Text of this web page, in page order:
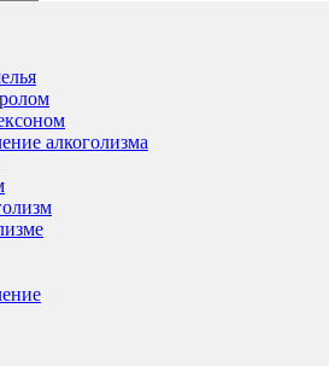
алкоголизма